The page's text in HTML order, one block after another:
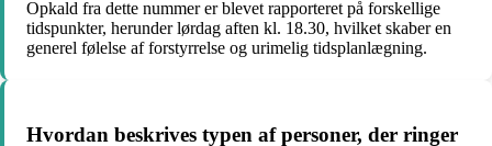
Opkald fra dette nummer er blevet rapporteret på forskellige
tidspunkter, herunder lørdag aften kl. 18.30, hvilket skaber en
generel følelse af forstyrrelse og urimelig tidsplanlægning.
Hvordan beskrives typen af personer, der ringer